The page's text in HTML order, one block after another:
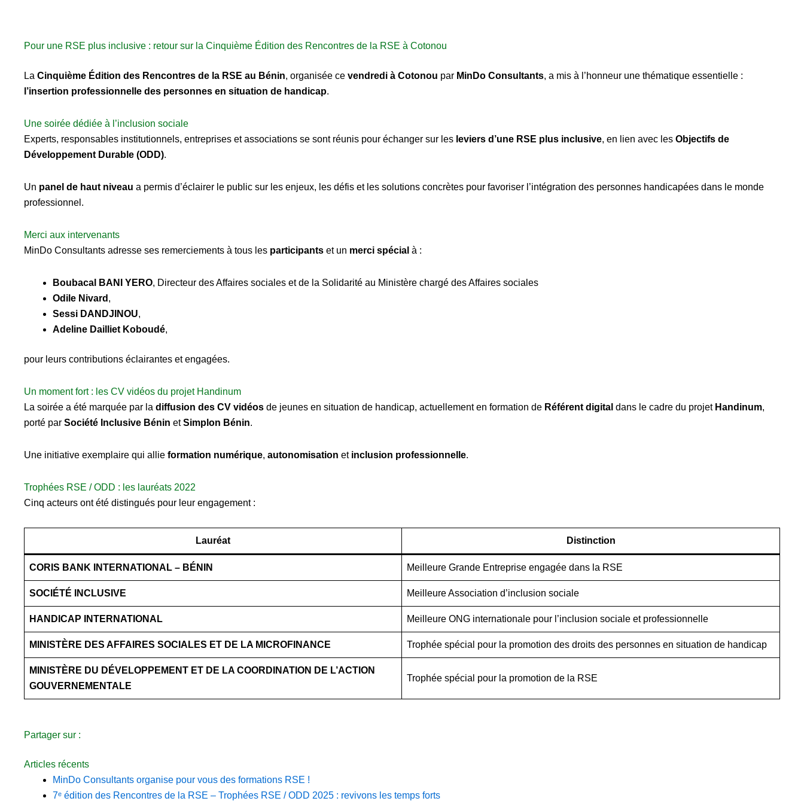
Pour une RSE plus inclusive : retour sur la Cinquième Édition des Rencontres de la RSE à Cotonou
La Cinquième Édition des Rencontres de la RSE au Bénin, organisée ce vendredi à Cotonou par MinDo Consultants, a mis à l’honneur une thématique essentielle :
l’insertion professionnelle des personnes en situation de handicap.
Une soirée dédiée à l’inclusion sociale
Experts, responsables institutionnels, entreprises et associations se sont réunis pour échanger sur les leviers d’une RSE plus inclusive, en lien avec les Objectifs de
Développement Durable (ODD).
Un panel de haut niveau a permis d’éclairer le public sur les enjeux, les défis et les solutions concrètes pour favoriser l’intégration des personnes handicapées dans le monde
professionnel.
Merci aux intervenants
MinDo Consultants adresse ses remerciements à tous les participants et un merci spécial à :
Boubacal BANI YERO, Directeur des Affaires sociales et de la Solidarité au Ministère chargé des Affaires sociales
Odile Nivard ,
Sessi DANDJINOU,
Adeline Dailliet Koboudé,
pour leurs contributions éclairantes et engagées.
Un moment fort : les CV vidéos du projet Handinum
La soirée a été marquée par la diffusion des CV vidéos de jeunes en situation de handicap, actuellement en formation de Référent digital dans le cadre du projet Handinum,
porté par Société Inclusive Bénin etSimplon Bénin.
Une initiative exemplaire qui allie formation numérique, autonomisation et inclusion professionnelle.
Trophées RSE / ODD : les lauréats 2022
Cinq acteurs ont été distingués pour leur engagement :
Lauréat Distinction
CORIS BANK INTERNATIONAL – BÉNIN Meilleure Grande Entreprise engagée dans la RSE
SOCIÉTÉ INCLUSIVE Meilleure Association d’inclusion sociale
HANDICAP INTERNATIONAL Meilleure ONG internationale pour l’inclusion sociale et professionnelle
MINISTÈRE DES AFFAIRES SOCIALES ET DE LA MICROFINANCE Trophée spécial pour la promotion des droits des personnes en situation de handicap
MINISTÈRE DU DÉVELOPPEMENT ET DE LA COORDINATION DE L’ACTION
GOUVERNEMENTALE
Trophée spécial pour la promotion de la RSE
Partager sur :
Articles récents
MinDo Consultants organise pour vous des formations RSE !
7ᵉ édition des Rencontres de la RSE – Trophées RSE / ODD 2025 : revivons les temps forts